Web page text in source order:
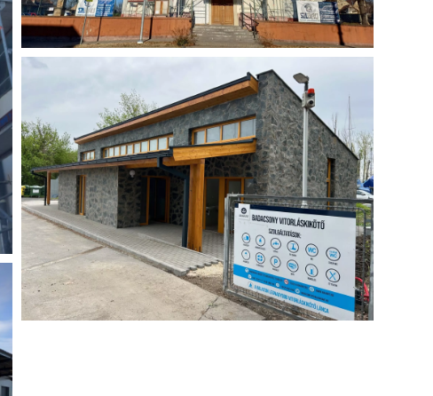
Ajka-Tósokberénd- Katolikus templom
toronyfelújítás